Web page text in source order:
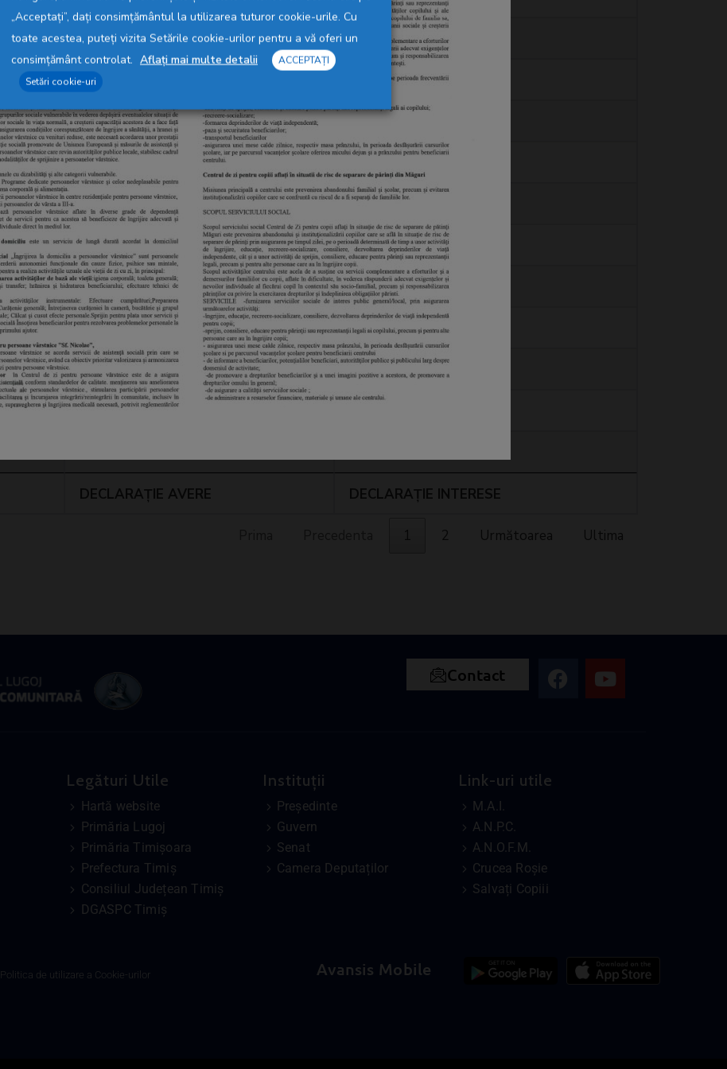
Vizualizare Vizualizare
Vizualizare Vizualizare
Vizualizare Vizualizare
Vizualizare Vizualizare
Vizualizare Vizualizare
Vizualizare Vizualizare
Vizualizare Vizualizare
Vizualizare Vizualizare
Vizualizare Vizualizare
Vizualizare
DECLARAȚIE AVERE DECLARAȚIE INTERESE
1 2 Următoarea Ultima
Contact
Legături Utile
Hartă website
Primăria Lugoj
Primăria Timișoara
Prefectura Timiș
Consiliul Județean Timiș
DGASPC Timiș
Instituții
Președinte
Guvern
Senat
Camera Deputaților
Link-uri utile
M.A.I.
A.N.P.C.
A.N.O.F.M.
Crucea Roșie
Salvați Copiii
Politica de utilizare a Cookie-urilor Avansis Mobile
„Acceptați”, dați consimțământul la utilizarea tuturor cookie-urile. Cu
toate acestea, puteți vizita Setările cookie-urilor pentru a vă oferi un
consimțământ controlat. Aflați mai multe detalii
ACCEPTAȚI
Setări cookie-uri